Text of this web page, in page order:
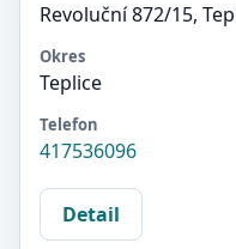
Revoluční 872/15,
Okres
Teplice
Telefon
417536096
Detail